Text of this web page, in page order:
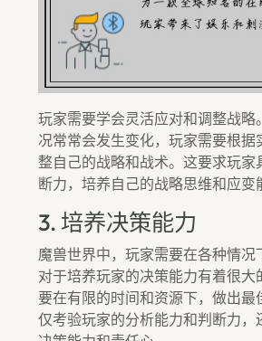
玩家需要学会灵活应对和调整战略
况常常会发生变化，玩家需要根据
整自己的战略和战术。这要求玩家
断力，培养自己的战略思维和应变
3. 培养决策能力
魔兽世界中，玩家需要在各种情况
对于培养玩家的决策能力有着很大
要在有限的时间和资源下，做出最
仅考验玩家的分析能力和判断力，